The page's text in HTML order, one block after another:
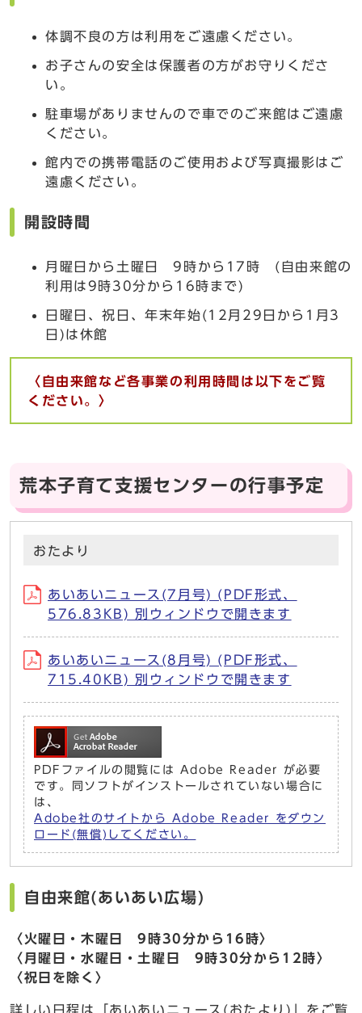
体調不良の方は利用をご遠慮ください。
お子さんの安全は保護者の方がお守りくださ
い。
駐車場がありませんので車でのご来館はご遠慮
ください。
館内での携帯電話のご使用および写真撮影はご
遠慮ください。
開設時間
月曜日から土曜日 9時から17時 (自由来館の
利用は9時30分から16時まで)
日曜日、祝日、年末年始(12月29日から1月3
日)は休館
〈自由来館など各事業の利用時間は以下をご覧
ください。〉
荒本子育て支援センターの行事予定
おたより
あいあいニュース(7月号) (PDF形式、
576.83KB) 別ウィンドウで開きます
あいあいニュース(8月号) (PDF形式、
715.40KB) 別ウィンドウで開きます
PDFファイルの閲覧には Adobe Reader が必要
です。同ソフトがインストールされていない場合に
は、
Adobe社のサイトから Adobe Reader をダウン
ロード(無償)してください。
自由来館(あいあい広場)
〈火曜日・木曜日 9時30分から16時〉
〈月曜日・水曜日・土曜日 9時30分から12時〉
〈祝日を除く〉
詳しい日程は「あいあいニュース(おたより)」をご覧